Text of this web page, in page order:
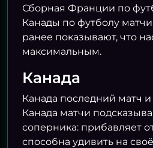
ШВЕЙЦАРИЯ
АЛЖИР
03.07 21:00
АВСТРАЛИЯ
Сборная Франции по
Канады по футболу
ранее показывают, что
максимальным.
Канада
Канада последний матч
Канада матчи
соперника: прибавляет
способна удивить на